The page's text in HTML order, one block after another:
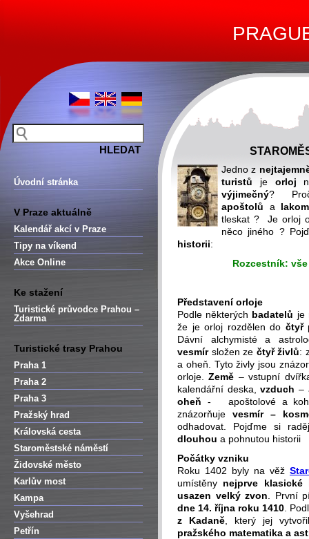
Úvodní stránka
V Praze aktuálně
Kalendář akcí v Praze
Tipy na víkend
Akce Online
Ke stažení
Turistické průvodce Prahou –
Zdarma
Turistické trasy Prahou
Praha 1
Praha 2
Praha 3
Pražský hrad
Královská cesta
Staroměstské náměstí
Židovské město
Karlův most
Kampa
Vyšehrad
Petřín
Jedno z
turistů je orloj
výjimečný?
apoštolů a
tleskat ? Je orloj
něco jiného ?
historii:
Rozcestník:
Představení orloje
Podle některých badatelů je
že je orloj rozdělen do čtyř
Dávní alchymisté a
vesmírsložen ze čtyř živlů:
a oheň. Tyto živly jsou
orloje.Země – vstupní
kalendářní deska,vzduch –
oheň - apoštolové a
znázorňuje vesmír –
odhadovat. Pojďme si
dlouhou a pohnutou historii
Počátky vzniku
Roku 1402 byly na věž
umístěny nejprve klasické
usazen velký zvon . První
dne 14. října roku 1410 .
z Kadaně , který jej
pražského matematika a